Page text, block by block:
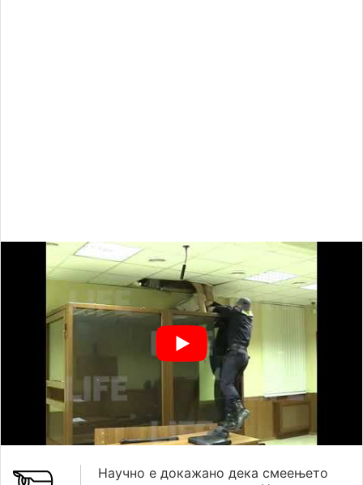
Научно е докажано дека смеењето